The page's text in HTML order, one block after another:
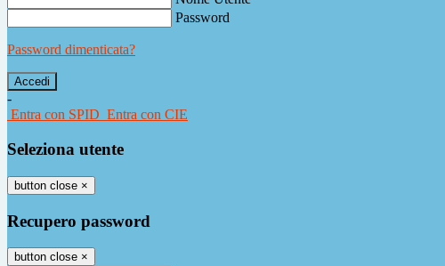
Password
Password dimenticata?
-
Entra con SPID Entra con CIE
Seleziona utente
button close ×
Recupero password
button close ×